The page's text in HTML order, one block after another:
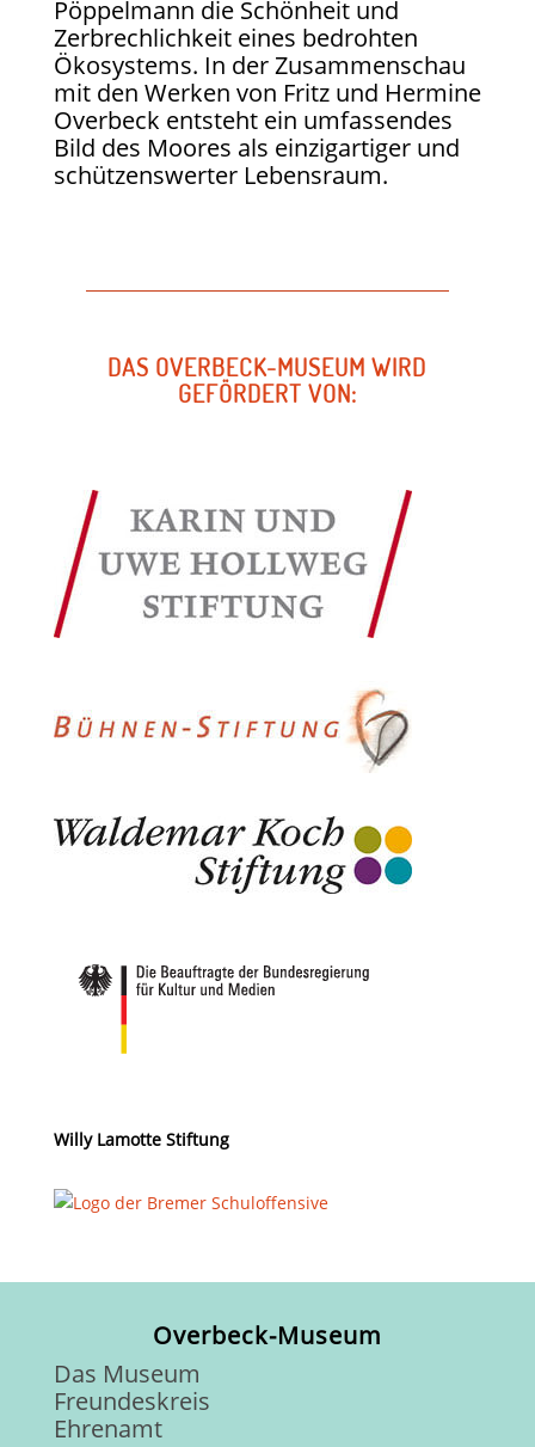
Pöppelmann die Schönheit und
Zerbrechlichkeit eines bedrohten
Ökosystems. In der Zusammenschau
mit den Werken von Fritz und Hermine
Overbeck entsteht ein umfassendes
Bild des Moores als einzigartiger und
schützenswerter Lebensraum.
DAS OVERBECK-MUSEUM WIRD
GEFÖRDERT VON:
Willy Lamotte Stiftung
Overbeck-Museum
Das Museum
Freundeskreis
Ehrenamt